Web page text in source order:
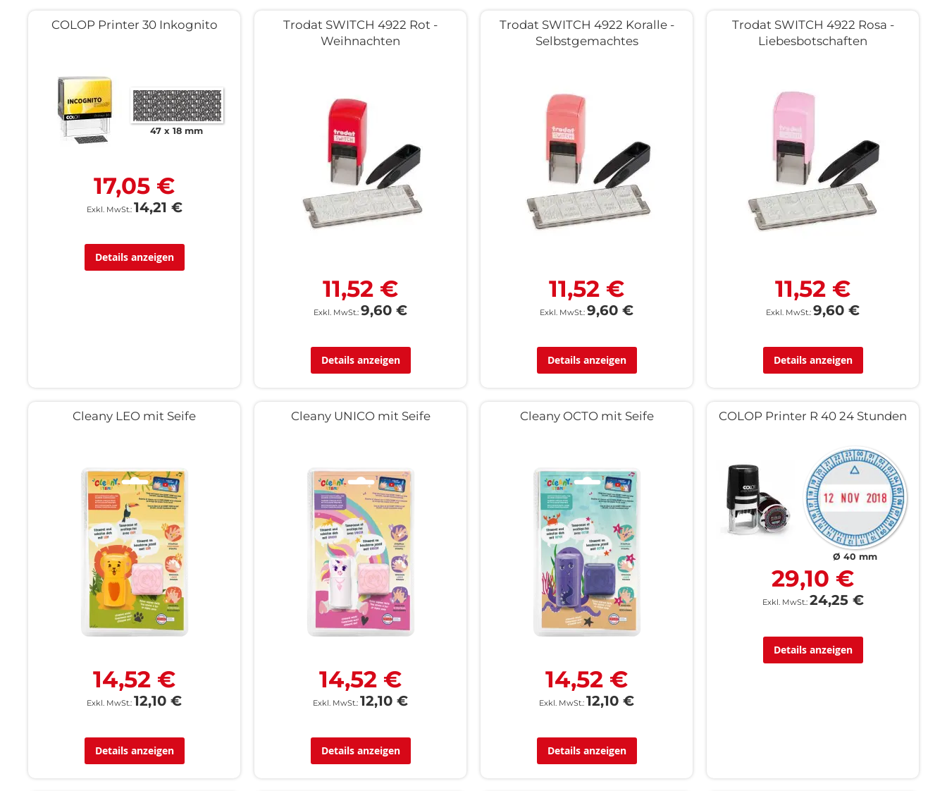
COLOP Printer 30 Inkognito
47 x 18 mm
17,05 €
14,21 €
Details anzeigen
Trodat SWITCH 4922 Rot -
Weihnachten
11,52 €
9,60 €
Details anzeigen
Trodat SWITCH 4922 Koralle -
Selbstgemachtes
11,52 €
9,60 €
Details anzeigen
Trodat SWITCH 4922 Rosa -
Liebesbotschaften
11,52 €
9,60 €
Details anzeigen
Cleany LEO mit Seife
14,52 €
12,10 €
Details anzeigen
Cleany UNICO mit Seife
14,52 €
12,10 €
Details anzeigen
Cleany OCTO mit Seife
14,52 €
12,10 €
Details anzeigen
COLOP Printer R 40 24 Stunden
Ø 40 mm
29,10 €
24,25 €
Details anzeigen